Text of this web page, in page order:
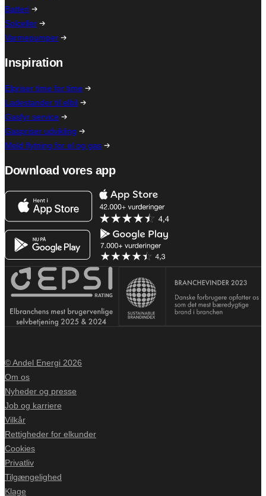
Batteri
Solceller
Varmepumper
Inspiration
Elpriser time for time
Ladestander til elbil
Gasfyr service
Gaspriser udvikling
Meld flytning for el og gas
Download vores app
© Andel Energi 2026
Om os
Nyheder og presse
Job og karriere
Vilkår
Rettigheder for elkunder
Cookies
Privatliv
Tilgængelighed
Klage